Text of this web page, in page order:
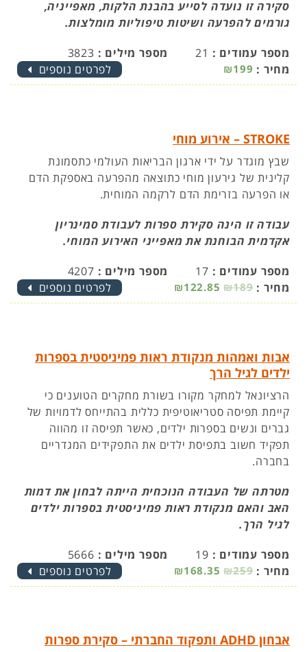
סקירה זו נועדה לסייע בהבנת הלקות, מאפייניה,
גורמים להפרעה ושיטות טיפוליות מומלצות.
מספר עמודים : 21 מספר מילים : 3823
מחיר : ₪199 לפרטים נוספים
STROKE – אירוע מוחי
שבץ מוגדר על ידי ארגון הבריאות העולמי כתסמונת
קלינית של גירעון מוחי כתוצאה מהפרעה באספקת הדם
או הפרעה בזרימת הדם לרקמה המוחית.
עבודה זו הינה סקירת ספרות לעבודת סמינריון
אקדמית הבוחנת את מאפייני האירוע המוחי.
מספר עמודים : 17 מספר מילים : 4207
מחיר : ₪189
₪122.85 לפרטים נוספים
אבות ואמהות מנקודת ראות פמיניסטית בספרות
ילדים לגיל הרך
הרציונאל למחקר מקורו בשורת מחקרים הטוענים כי
קיימת תפיסה סטריאוטיפית כללית בהתייחס לדמויות של
גברים ונשים בספרות ילדים, כאשר תפיסה זו מהווה
תפקיד חשוב בתפיסת ילדים את התפקידים המגדריים
בחברה.
מטרתה של העבודה הנוכחית הייתה לבחון את דמות
האב והאם מנקודת ראות פמיניסטית בספרות ילדים
לגיל הרך.
מספר עמודים : 19 מספר מילים : 5666
מחיר : ₪259
₪168.35 לפרטים נוספים
אבחון ADHD ותפקוד החברתי – סקירת ספרות